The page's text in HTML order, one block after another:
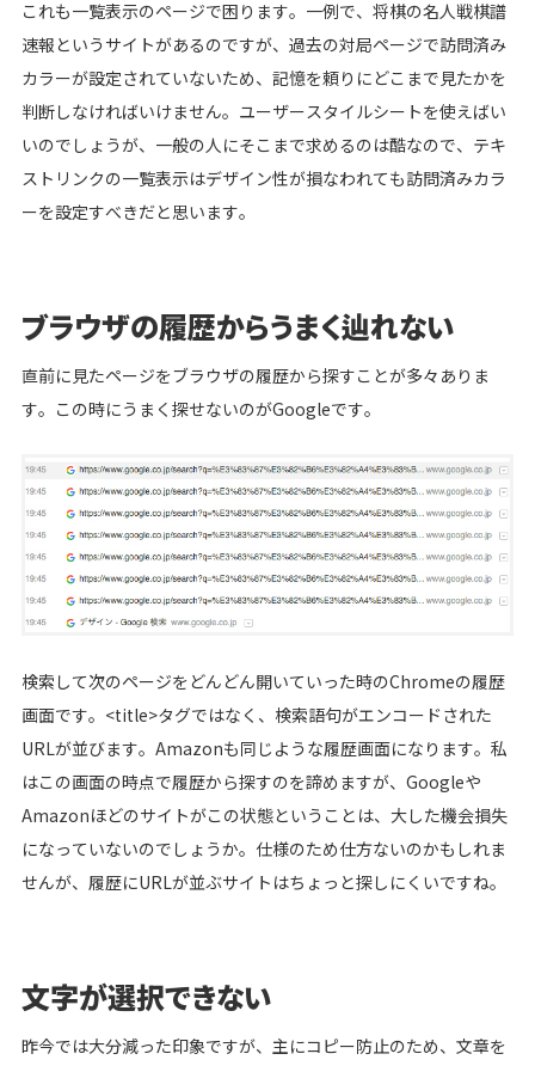
これも一覧表示のページで困ります。一例で、将棋の名人戦棋譜
速報というサイトがあるのですが、過去の対局ページで訪問済み
カラーが設定されていないため、記憶を頼りにどこまで見たかを
判断しなければいけません。ユーザースタイルシートを使えばい
いのでしょうが、一般の人にそこまで求めるのは酷なので、テキ
ストリンクの一覧表示はデザイン性が損なわれても訪問済みカラ
ーを設定すべきだと思います。
ブラウザの履歴からうまく辿れない
直前に見たページをブラウザの履歴から探すことが多々ありま
す。この時にうまく探せないのがGoogleです。
検索して次のページをどんどん開いていった時のChromeの履歴
画面です。<title>タグではなく、検索語句がエンコードされた
URLが並びます。Amazonも同じような履歴画面になります。私
はこの画面の時点で履歴から探すのを諦めますが、Googleや
Amazonほどのサイトがこの状態ということは、大した機会損失
になっていないのでしょうか。仕様のため仕方ないのかもしれま
せんが、履歴にURLが並ぶサイトはちょっと探しにくいですね。
文字が選択できない
昨今では大分減った印象ですが、主にコピー防止のため、文章を